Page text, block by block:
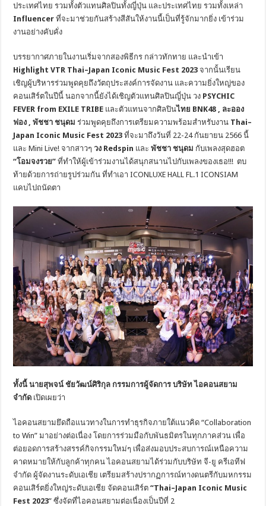
ประเทศไทย รวมทั้งตัวแทนศิลปินทั้งญี่ปุ่น และประเทศไทย รวมทั้งเหล่า
Influencerที่จะมาช่วยกันสร้างสีสันให้งานนี้เป็นที่รู้จักมากยิ่ง เข้าร่วม
งานอย่างคับคั่ง
บรรยากาศภายในงานเริ่มจากสองพิธีกร กล่าวทักทาย และนำเข้า
Highlight VTR Thai–Japan Iconic Music Fest 2023จากนั้นเรียน
เชิญผู้บริหารร่วมพูดคุยถึงวัตถุประสงค์การจัดงาน และความยิ่งใหญ่ของ
คอนเสิร์ตในปีนี้ นอกจากนี้ยังได้เชิญตัวแทนศิลปินญี่ปุ่น วง PSYCHIC
FEVER from EXILE TRIBE และตัวแทนจากศิลปินไทย BNK48 , ละออง
ฟอง
พัชชา ชนุดม ร่วมพูดคุยถึงการเตรียมความพร้อมสำหรับงาน Thai–
Japan Iconic Music Fest 2023ที่จะมาถึงวันที่ 22-24 กันยายน 2566 นี้
และ Mini Live! จากสาวๆวง Redspin และพัชชา ชนุดม กับเพลงสุดฮอต
“โอมจงรวย”ที่ทำให้ผู้เข้าร่วมงานได้สนุกสนานไปกับเพลงของเธอ!!! ตบ
ท้ายด้วยการถ่ายรูปร่วมกัน ที่ทำเอา ICONLUXE HALL FL.1 ICONSIAM
แคบไปถนัดตา
ทั้งนี้ นายสุพจน์ ชัยวัฒน์ศิริกุล กรรมการผู้จัดการ บริษัท ไอคอนสยาม
จำกัด เปิดเผยว่า
ไอคอนสยามยึดถือแนวทางในการทำธุรกิจภายใต้แนวคิด “Collaboration
to Win” มาอย่างต่อเนื่อง โดยการร่วมมือกับพันธมิตรในทุกภาคส่วน เพื่อ
ต่อยอดการสร้างสรรค์กิจกรรมใหม่ๆ เพื่อส่งมอบประสบการณ์เหนือความ
คาดหมายให้กับลูกค้าทุกคน ไอคอนสยามได้ร่วมกับบริษัท จี-ยู ครีเอทีฟ
จำกัด ผู้จัดงานระดับเอเชีย เตรียมสร้างปรากฏการณ์ทางดนตรีกับมหกรรม
คอนเสิร์ตยิ่งใหญ่ระดับเอเชีย จัดคอนเสิร์ต“Thai–Japan Iconic Music
Fest 2023” ซึ่งจัดที่ไอคอนสยามต่อเนื่องเป็นปีที่ 2